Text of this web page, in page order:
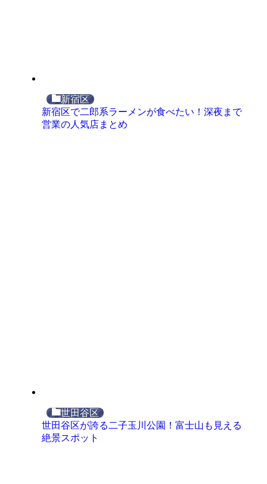
新宿区
新宿区で二郎系ラーメンが食べたい！深夜まで
営業の人気店まとめ
世田谷区
世田谷区が誇る二子玉川公園！富士山も見える
絶景スポット